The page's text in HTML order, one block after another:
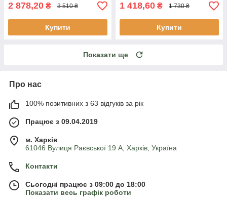
2 878,20 ₴ 3 510 ₴
Купити
1 418,60 ₴ 1 730 ₴
Купити
Показати ще
Про нас
100% позитивних з 63 відгуків за рік
Працює з 09.04.2019
м. Харків
61046 Вулиця Раєвської 19 А, Харків, Україна
Контакти
Сьогодні працює з 09:00 до 18:00
Показати весь графік роботи